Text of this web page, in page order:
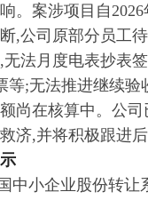
。案涉项目自2026
,公司原部分员工
法月度电表抄表
等;无法推进继续验
尚在核算中。公
济,并将积极跟进后
中小企业股份转让